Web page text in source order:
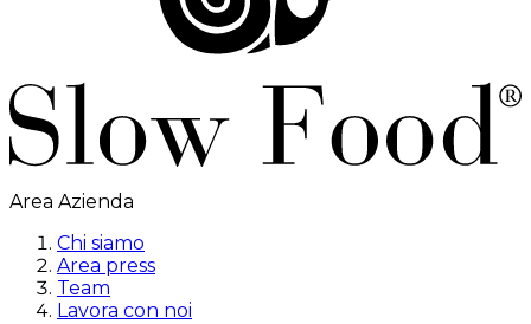
Area Azienda
Chi siamo
Area press
Team
Lavora con noi